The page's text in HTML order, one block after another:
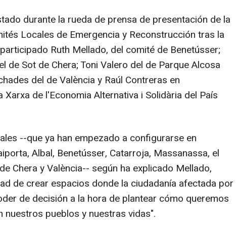
durante la rueda de prensa de presentación de la
Locales de Emergencia y Reconstrucción tras la
Ruth Mellado, del comité de Benetússer;
de Sot de Chera; Toni Valero del de Parque Alcosa
del de València y Raúl Contreras en
Xarxa de l'Economia Alternativa i Solidària del País
--que ya han empezado a configurarse en
Albal, Benetússer, Catarroja, Massanassa, el
Chera y València-- según ha explicado Mellado,
de crear espacios donde la ciudadanía afectada por
de decisión a la hora de plantear cómo queremos
nuestros pueblos y nuestras vidas".